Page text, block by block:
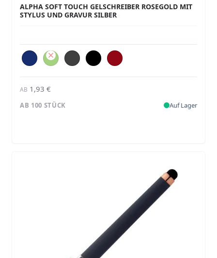
ALPHA SOFT TOUCH GELSCHREIBER ROSEGOLD MIT
STYLUS UND GRAVUR SILBER
AB 1,93 €
AB 100 STÜCK Auf Lager